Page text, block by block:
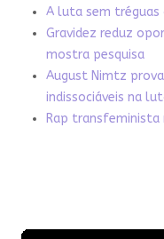
A luta sem tréguas
Gravidez reduz
mostra pesquisa
August Nimtz
indissociáveis na
Rap transfeminista